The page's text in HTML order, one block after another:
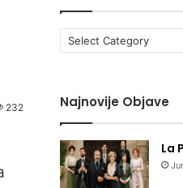
232
Izaberi
kategoriju
Najnovije Objave
La